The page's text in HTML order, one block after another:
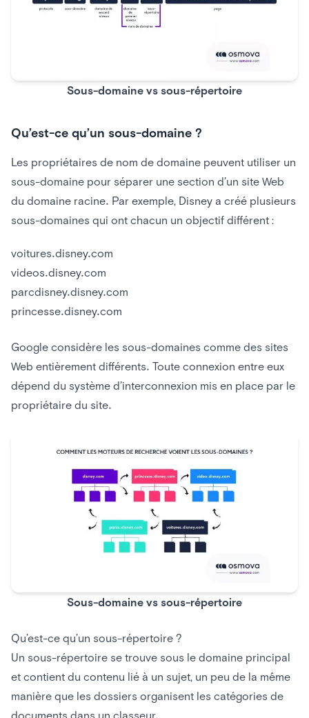
Sous-domaine vs sous-répertoire
Qu’est-ce qu’un sous-domaine ?
Les propriétaires de nom de domaine peuvent utiliser un
sous-domaine pour séparer une section d’un site Web
du domaine racine. Par exemple, Disney a créé plusieurs
sous-domaines qui ont chacun un objectif différent :
voitures.disney.com
videos.disney.com
parcdisney.disney.com
princesse.disney.com
Google considère les sous-domaines comme des sites
Web entièrement différents. Toute connexion entre eux
dépend du système d’interconnexion mis en place par le
propriétaire du site.
Sous-domaine vs sous-répertoire
Qu’est-ce qu’un sous-répertoire ?
Un sous-répertoire se trouve sous le domaine principal
et contient du contenu lié à un sujet, un peu de la même
manière que les dossiers organisent les catégories de
documents dans un classeur.